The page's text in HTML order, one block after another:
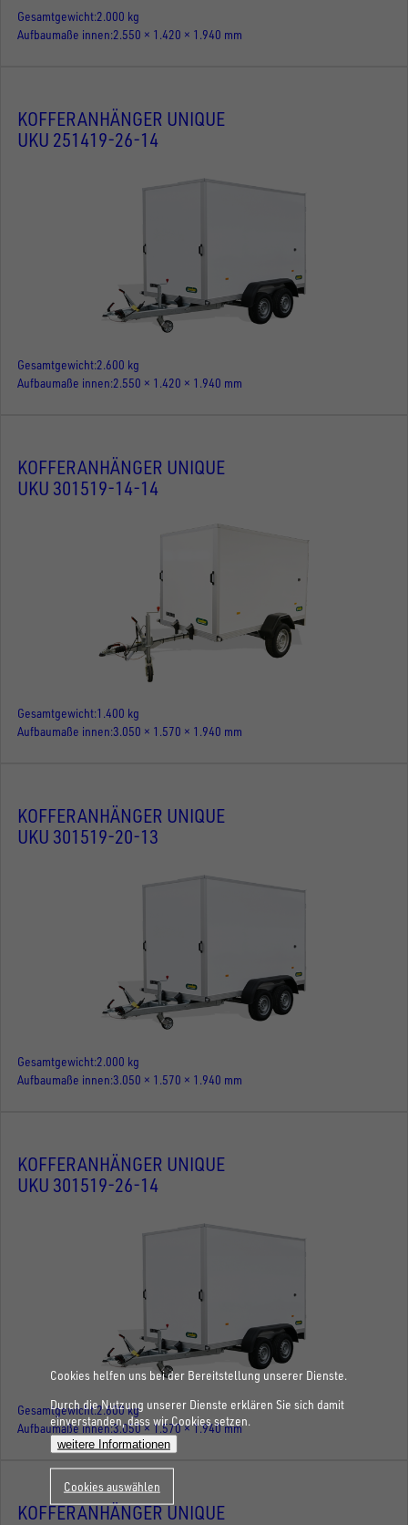
Gesamtgewicht 2.000 kg
Aufbaumaße innen 2.550 × 1.420 × 1.940 mm
KOFFERANHÄNGER UNIQUE
UKU 251419-26-14
Gesamtgewicht 2.600 kg
Aufbaumaße innen 2.550 × 1.420 × 1.940 mm
KOFFERANHÄNGER UNIQUE
UKU 301519-14-14
Gesamtgewicht 1.400 kg
Aufbaumaße innen 3.050 × 1.570 × 1.940 mm
KOFFERANHÄNGER UNIQUE
UKU 301519-20-13
Gesamtgewicht 2.000 kg
Aufbaumaße innen 3.050 × 1.570 × 1.940 mm
KOFFERANHÄNGER UNIQUE
UKU 301519-26-14
Gesamtgewicht2.600 kg
Aufbaumaße innen 3.050 × 1.570 × 1.940 mm
KOFFERANHÄNGER UNIQUE
Cookies helfen uns bei der Bereitstellung unserer Dienste.
Durch die Nutzung unserer Dienste erklären Sie sich damit
einverstanden, dass wir Cookies setzen.
weitere Informationen
Cookies auswählen